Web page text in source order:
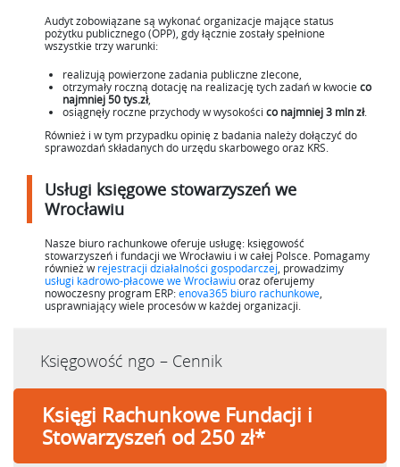
Audyt zobowiązane są wykonać organizacje mające status
pożytku publicznego (OPP), gdy łącznie zostały spełnione
wszystkie trzy warunki:
realizują powierzone zadania publiczne zlecone,
otrzymały roczną dotację na realizację tych zadań w kwocie co
najmniej 50 tys.zł,
osiągnęły roczne przychody w wysokości co najmniej 3 mln zł.
Również i w tym przypadku opinię z badania należy dołączyć do
sprawozdań składanych do urzędu skarbowego oraz KRS.
Usługi księgowe stowarzyszeń we
Wrocławiu
Nasze biuro rachunkowe oferuje usługę: księgowość
stowarzyszeń i fundacji we Wrocławiu i w całej Polsce. Pomagamy
również w rejestracji działalności gospodarczej , prowadzimy
usługi kadrowo-płacowe we Wrocławiuoraz oferujemy
nowoczesny program ERP:enova365 biuro rachunkowe
usprawniający wiele procesów w każdej organizacji.
Księgowość ngo – Cennik
Księgi Rachunkowe Fundacji i
Stowarzyszeń od 250 zł*